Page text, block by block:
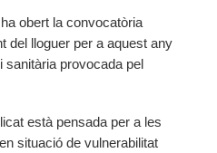
obert la convocatòria
del lloguer per a aquest any
sanitària provocada pel
està pensada per a les
situació de vulnerabilitat